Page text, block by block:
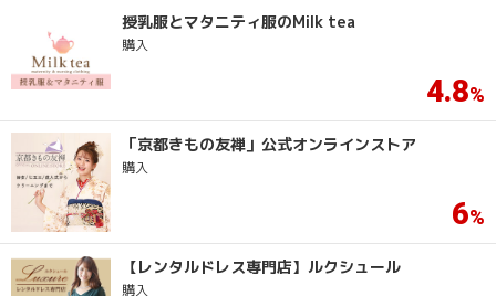
授乳服とマタニティ服のMilk tea
購入
4.8
「京都きもの友禅」公式オンラインストア
購入
6
【レンタルドレス専門店】ルクシュール
購入